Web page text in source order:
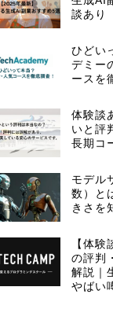
談あり
ひどい
デミー
ースを
体験談
いと評
長期コ
モデル
数）と
きさを
【体
の評判
解説｜
やばい